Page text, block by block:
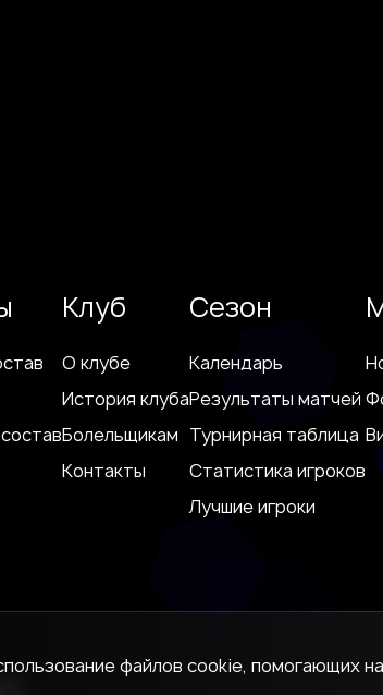
Клуб
О клубе
История клуба
Болельщикам
Контакты
Сезон
Календарь
Результаты матчей
Турнирная таблица
Статистика игроков
Лучшие игроки
файлов cookie, помогающих